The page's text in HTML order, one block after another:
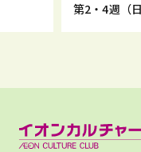
第2・4週（